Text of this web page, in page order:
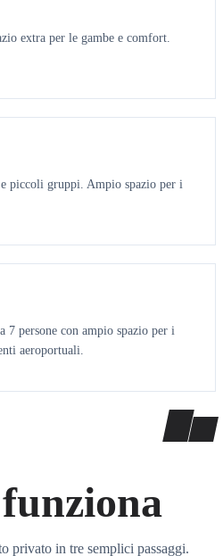
extra per le gambe e comfort.
piccoli gruppi. Ampio spazio per i
persone con ampio spazio per i
aeroportuali.
privato in tre semplici passaggi.